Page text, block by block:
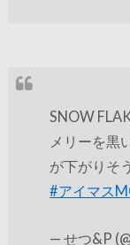
SNOW
メリーを黒
が下がりそ
#アイマス
— せつ&P